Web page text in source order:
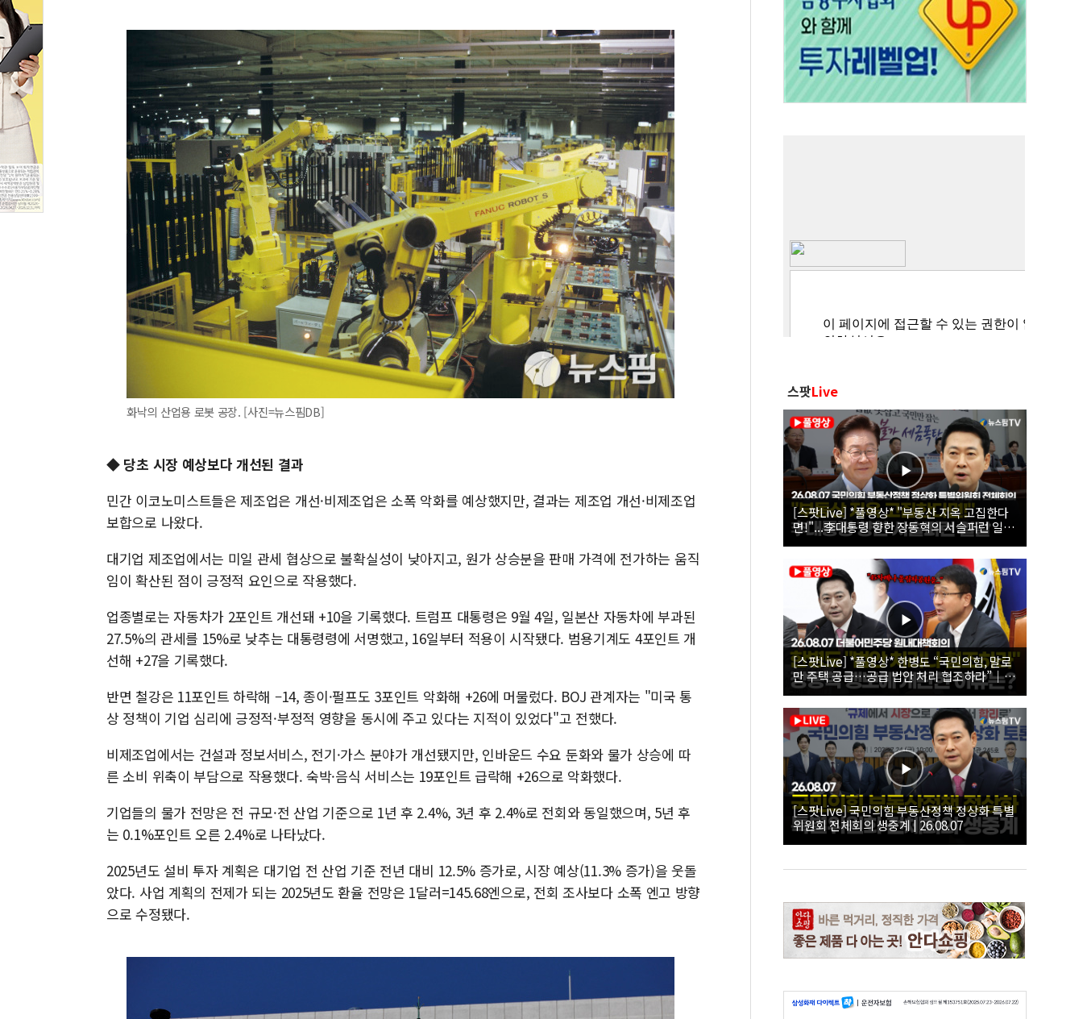
화낙의 산업용 로봇 공장. [사진=뉴스핌DB]
◆ 당초 시장 예상보다 개선된 결과
민간 이코노미스트들은 제조업은 개선·비제조업은 소폭 악화를 예상했지만, 결과는 제조업 개선·비제조업
보합으로 나왔다.
대기업 제조업에서는 미일 관세 협상으로 불확실성이 낮아지고, 원가 상승분을 판매 가격에 전가하는 움직
임이 확산된 점이 긍정적 요인으로 작용했다.
업종별로는 자동차가 2포인트 개선돼 +10을 기록했다. 트럼프 대통령은 9월 4일, 일본산 자동차에 부과된
27.5%의 관세를 15%로 낮추는 대통령령에 서명했고, 16일부터 적용이 시작됐다. 범용기계도 4포인트 개
선해 +27을 기록했다.
반면 철강은 11포인트 하락해 –14, 종이·펄프도 3포인트 악화해 +26에 머물렀다. BOJ 관계자는 "미국 통
상 정책이 기업 심리에 긍정적·부정적 영향을 동시에 주고 있다는 지적이 있었다"고 전했다.
비제조업에서는 건설과 정보서비스, 전기·가스 분야가 개선됐지만, 인바운드 수요 둔화와 물가 상승에 따
른 소비 위축이 부담으로 작용했다. 숙박·음식 서비스는 19포인트 급락해 +26으로 악화했다.
기업들의 물가 전망은 전 규모·전 산업 기준으로 1년 후 2.4%, 3년 후 2.4%로 전회와 동일했으며, 5년 후
는 0.1%포인트 오른 2.4%로 나타났다.
2025년도 설비 투자 계획은 대기업 전 산업 기준 전년 대비 12.5% 증가로, 시장 예상(11.3% 증가)을 웃돌
았다. 사업 계획의 전제가 되는 2025년도 환율 전망은 1달러=145.68엔으로, 전회 조사보다 소폭 엔고 방향
으로 수정됐다.
스팟Live
[스팟Live] *풀영상* "부동산 지옥 고집한다
면!"...李대통령 향한 장동혁의 서슬퍼런 일갈
| 26.08.07 국민의힘 부동산정책 정상화 특별
위원회 전체회의
[스팟Live] *풀영상* 한병도 “국민의힘, 말로
만 주택 공급…공급 법안 처리 협조하라”｜
26.08.07 더불어민주당 원내대책회의
[스팟Live] 국민의힘 부동산정책 정상화 특별
위원회 전체회의 생중계 | 26.08.07